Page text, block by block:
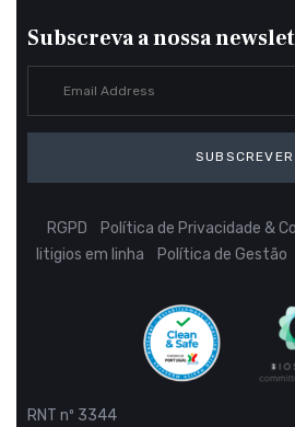
Subscreva a nossa
SUBSCREVER
RGPD Política de Privacidade &
litigios em linha
Política de Gestão
RNT nº 3344